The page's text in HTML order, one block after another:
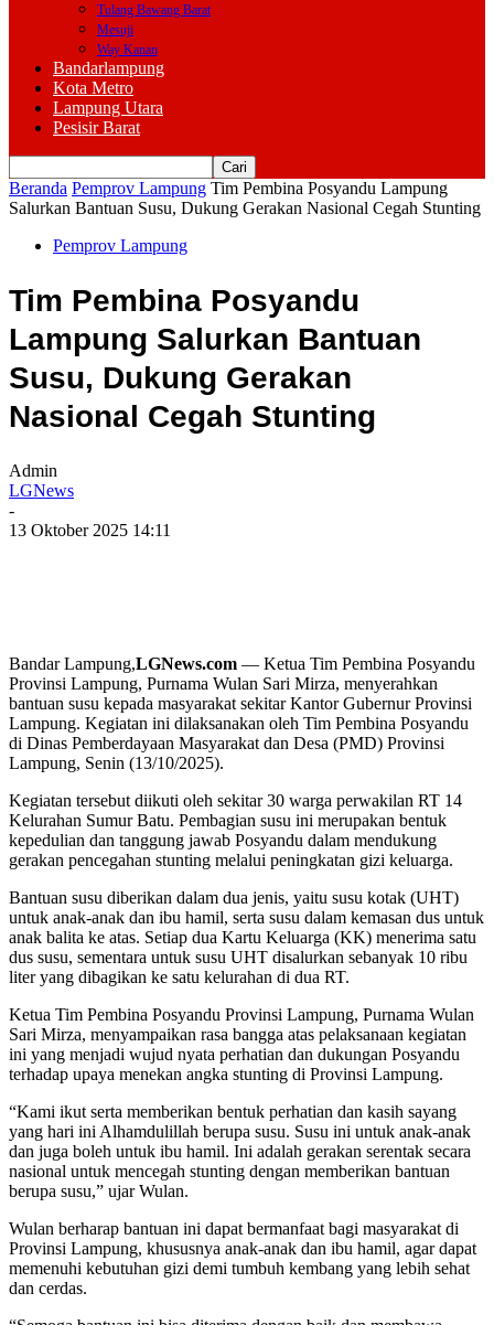
Tulang Bawang Barat
Mesuji
Way Kanan
Bandarlampung
Kota Metro
Lampung Utara
Pesisir Barat
Beranda Pemprov Lampung Tim Pembina Posyandu Lampung
Salurkan Bantuan Susu, Dukung Gerakan Nasional Cegah Stunting
Pemprov Lampung
Tim Pembina Posyandu
Lampung Salurkan Bantuan
Susu, Dukung Gerakan
Nasional Cegah Stunting
Admin
LGNews
-
13 Oktober 2025 14:11
Bandar Lampung,LGNews.com — Ketua Tim Pembina Posyandu
Provinsi Lampung, Purnama Wulan Sari Mirza, menyerahkan
bantuan susu kepada masyarakat sekitar Kantor Gubernur Provinsi
Lampung. Kegiatan ini dilaksanakan oleh Tim Pembina Posyandu
di Dinas Pemberdayaan Masyarakat dan Desa (PMD) Provinsi
Lampung, Senin (13/10/2025).
Kegiatan tersebut diikuti oleh sekitar 30 warga perwakilan RT 14
Kelurahan Sumur Batu. Pembagian susu ini merupakan bentuk
kepedulian dan tanggung jawab Posyandu dalam mendukung
gerakan pencegahan stunting melalui peningkatan gizi keluarga.
Bantuan susu diberikan dalam dua jenis, yaitu susu kotak (UHT)
untuk anak-anak dan ibu hamil, serta susu dalam kemasan dus untuk
anak balita ke atas. Setiap dua Kartu Keluarga (KK) menerima satu
dus susu, sementara untuk susu UHT disalurkan sebanyak 10 ribu
liter yang dibagikan ke satu kelurahan di dua RT.
Ketua Tim Pembina Posyandu Provinsi Lampung, Purnama Wulan
Sari Mirza, menyampaikan rasa bangga atas pelaksanaan kegiatan
ini yang menjadi wujud nyata perhatian dan dukungan Posyandu
terhadap upaya menekan angka stunting di Provinsi Lampung.
“Kami ikut serta memberikan bentuk perhatian dan kasih sayang
yang hari ini Alhamdulillah berupa susu. Susu ini untuk anak-anak
dan juga boleh untuk ibu hamil. Ini adalah gerakan serentak secara
nasional untuk mencegah stunting dengan memberikan bantuan
berupa susu,” ujar Wulan.
Wulan berharap bantuan ini dapat bermanfaat bagi masyarakat di
Provinsi Lampung, khususnya anak-anak dan ibu hamil, agar dapat
memenuhi kebutuhan gizi demi tumbuh kembang yang lebih sehat
dan cerdas.